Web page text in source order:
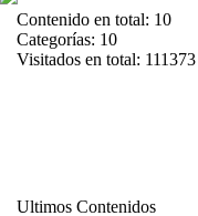
Contenido en total: 10
Categorías: 10
Visitados en total: 111373
Ultimos Contenidos